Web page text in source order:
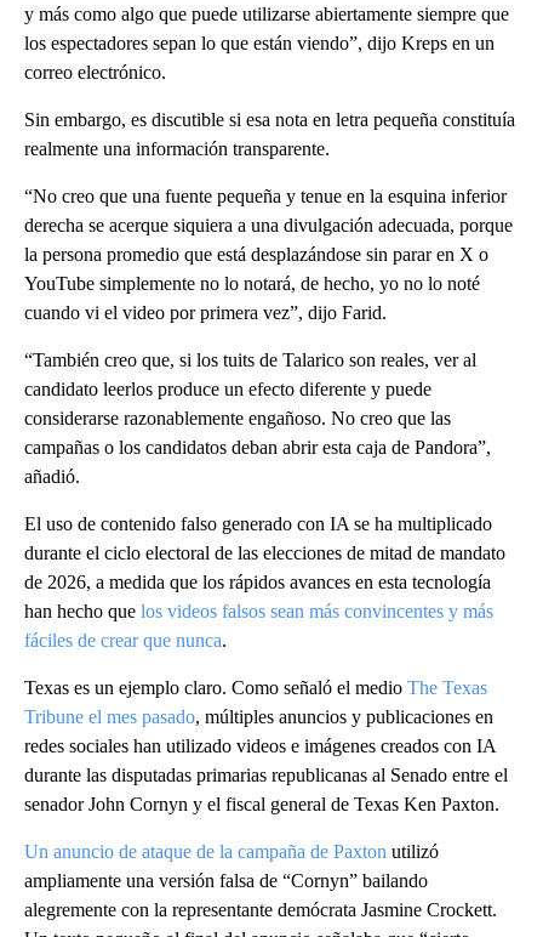
y más como algo que puede utilizarse abiertamente siempre que
los espectadores sepan lo que están viendo”, dijo Kreps en un
correo electrónico.
Sin embargo, es discutible si esa nota en letra pequeña constituía
realmente una información transparente.
“No creo que una fuente pequeña y tenue en la esquina inferior
derecha se acerque siquiera a una divulgación adecuada, porque
la persona promedio que está desplazándose sin parar en X o
YouTube simplemente no lo notará, de hecho, yo no lo noté
cuando vi el video por primera vez”, dijo Farid.
“También creo que, si los tuits de Talarico son reales, ver al
candidato leerlos produce un efecto diferente y puede
considerarse razonablemente engañoso. No creo que las
campañas o los candidatos deban abrir esta caja de Pandora”,
añadió.
El uso de contenido falso generado con IA se ha multiplicado
durante el ciclo electoral de las elecciones de mitad de mandato
de 2026, a medida que los rápidos avances en esta tecnología
han hecho que los videos falsos sean más convincentes y más
fáciles de crear que nunca.
Texas es un ejemplo claro. Como señaló el medio The Texas
Tribune el mes pasado, múltiples anuncios y publicaciones en
redes sociales han utilizado videos e imágenes creados con IA
durante las disputadas primarias republicanas al Senado entre el
senador John Cornyn y el fiscal general de Texas Ken Paxton.
Un anuncio de ataque de la campaña de Paxton utilizó
ampliamente una versión falsa de “Cornyn” bailando
alegremente con la representante demócrata Jasmine Crockett.